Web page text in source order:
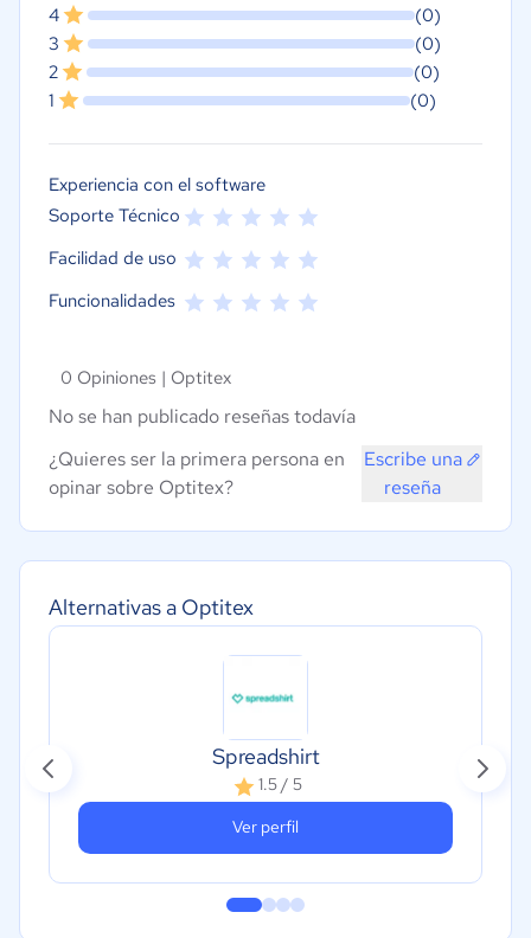
Alternativas a Optitex
Spreadshirt
1.5 / 5
Ver perfil
4
(0)
3
(0)
2
(0)
1
(0)
Experiencia con el software
Soporte Técnico
Facilidad de uso
Funcionalidades
0 Opiniones | Optitex
No se han publicado reseñas todavía
¿Quieres ser la primera persona en
opinar sobre Optitex?
Escribe una
reseña